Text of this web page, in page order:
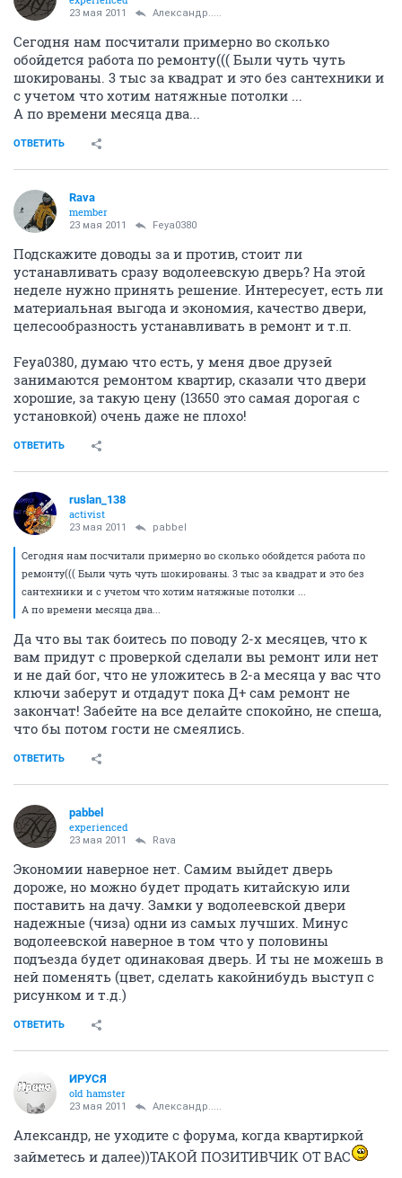
23 мая 2011 Александр.....
Сегодня нам посчитали примерно во сколько
обойдется работа по ремонту((( Были чуть чуть
шокированы. 3 тыс за квадрат и это без сантехники и
с учетом что хотим натяжные потолки ...
А по времени месяца два...
ОТВЕТИТЬ
Rava
member
23 мая 2011 Feya0380
Подскажите доводы за и против, стоит ли
устанавливать сразу водолеевскую дверь? На этой
неделе нужно принять решение. Интересует, есть ли
материальная выгода и экономия, качество двери,
целесообразность устанавливать в ремонт и т.п.
Feya0380, думаю что есть, у меня двое друзей
занимаются ремонтом квартир, сказали что двери
хорошие, за такую цену (13650 это самая дорогая с
установкой) очень даже не плохо!
ОТВЕТИТЬ
ruslan_138
activist
23 мая 2011 pabbel
Сегодня нам посчитали примерно во сколько обойдется работа по
ремонту((( Были чуть чуть шокированы. 3 тыс за квадрат и это без
сантехники и с учетом что хотим натяжные потолки ...
А по времени месяца два...
Да что вы так боитесь по поводу 2-х месяцев, что к
вам придут с проверкой сделали вы ремонт или нет
и не дай бог, что не уложитесь в 2-а месяца у вас что
ключи заберут и отдадут пока Д+ сам ремонт не
закончат! Забейте на все делайте спокойно, не спеша,
что бы потом гости не смеялись.
ОТВЕТИТЬ
pabbel
experienced
23 мая 2011 Rava
Экономии наверное нет. Самим выйдет дверь
дороже, но можно будет продать китайскую или
поставить на дачу. Замки у водолеевской двери
надежные (чиза) одни из самых лучших. Минус
водолеевской наверное в том что у половины
подъезда будет одинаковая дверь. И ты не можешь в
ней поменять (цвет, сделать какойнибудь выступ с
рисунком и т.д.)
ОТВЕТИТЬ
ИРУСЯ
old hamster
23 мая 2011 Александр.....
Александр, не уходите с форума, когда квартиркой
займетесь и далее))ТАКОЙ ПОЗИТИВЧИК ОТ ВАС